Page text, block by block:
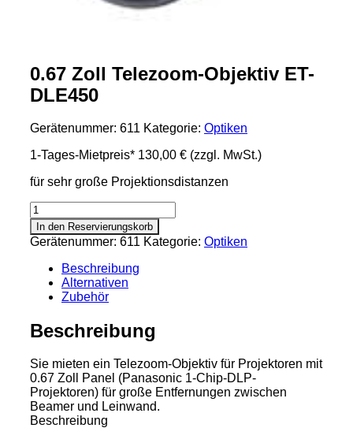
0.67 Zoll Telezoom-Objektiv ET-
DLE450
Gerätenummer: 611 Kategorie: Optiken
1-Tages-Mietpreis* 130,00 € (zzgl. MwSt.)
für sehr große Projektionsdistanzen
0.67
Zoll
Telezoom-
Objektiv
DLE450
Menge
In den Reservierungskorb
Gerätenummer: 611 Kategorie: Optiken
Beschreibung
Alternativen
Zubehör
Beschreibung
Sie mieten ein Telezoom-Objektiv für Projektoren mit
0.67 Zoll Panel (Panasonic 1-Chip-DLP-
Projektoren) für große Entfernungen zwischen
Beamer und Leinwand.
Beschreibung